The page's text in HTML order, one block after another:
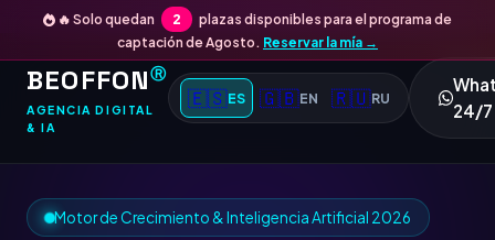
🔥 Solo quedan 2
plazas disponibles para el programa de
captación de Agosto. Reservar la mía →
BEOFFONⓇ
AGENCIA DIGITAL
& IA
🇪🇸ES 🇬🇧EN 🇷🇺RU
24/7
Motor de Crecimiento & Inteligencia Artificial 2026